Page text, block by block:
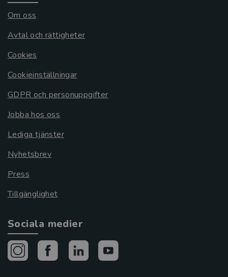
Om oss
Avtal och rättigheter
Cookies
Cookieinställningar
GDPR och personuppgifter
Jobba hos oss
Lediga tjänster
Nyhetsbrev
Press
Tillgänglighet
Sociala medier